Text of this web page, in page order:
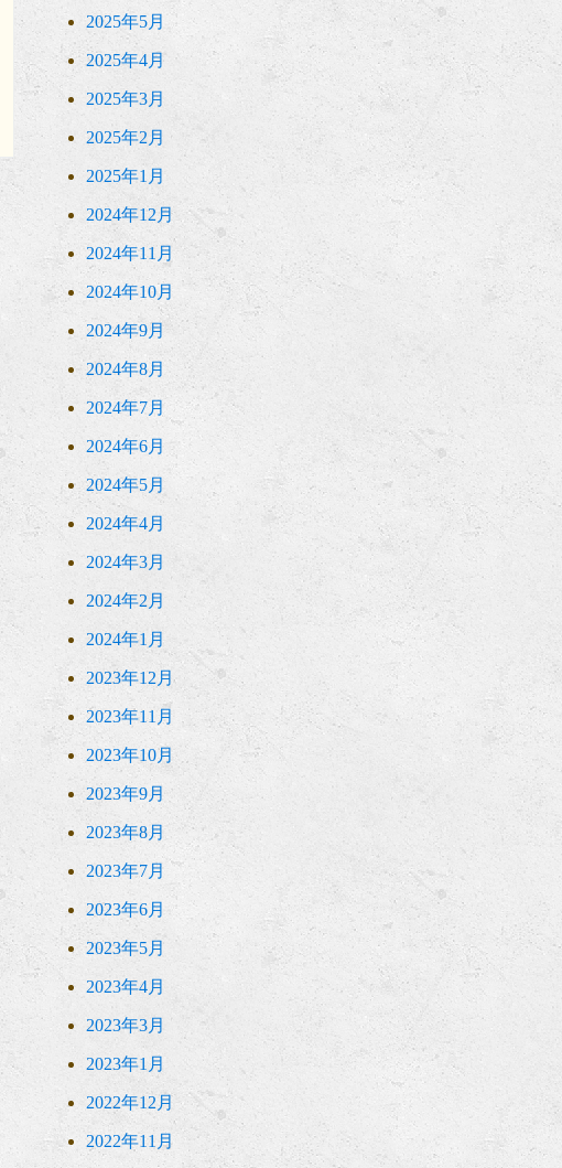
2025年5月
2025年4月
2025年3月
2025年2月
2025年1月
2024年12月
2024年11月
2024年10月
2024年9月
2024年8月
2024年7月
2024年6月
2024年5月
2024年4月
2024年3月
2024年2月
2024年1月
2023年12月
2023年11月
2023年10月
2023年9月
2023年8月
2023年7月
2023年6月
2023年5月
2023年4月
2023年3月
2023年1月
2022年12月
2022年11月